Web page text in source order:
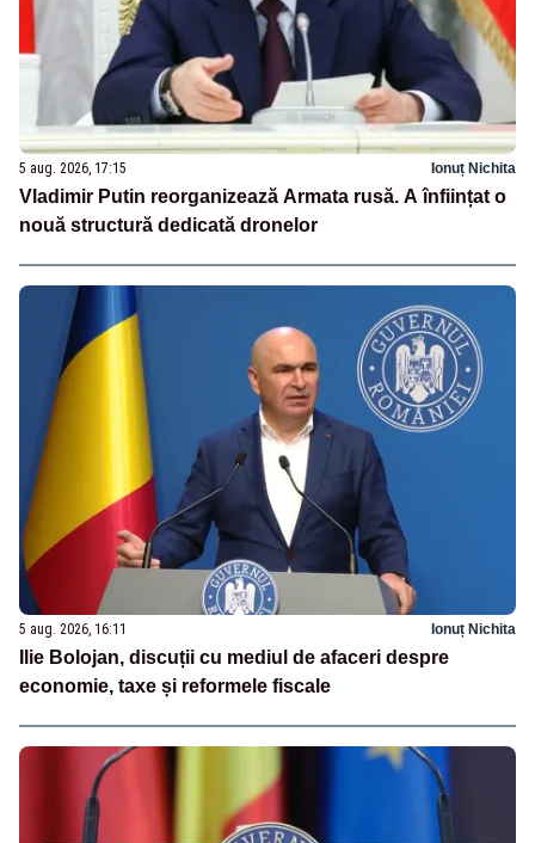
5 aug. 2026, 17:15 Ionuț Nichita
Vladimir Putin reorganizează Armata rusă. A înființat o
nouă structură dedicată dronelor
5 aug. 2026, 16:11 Ionuț Nichita
Ilie Bolojan, discuții cu mediul de afaceri despre
economie, taxe și reformele fiscale